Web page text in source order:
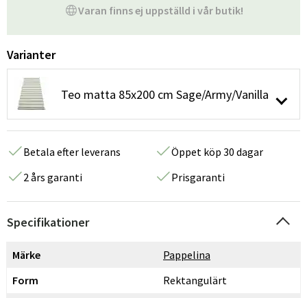
Varan finns ej uppställd i vår butik!
Varianter
Teo matta 85x200 cm Sage/Army/Vanilla
Betala efter leverans
Öppet köp 30 dagar
2 års garanti
Prisgaranti
Specifikationer
Märke
Pappelina
Form
Rektangulärt